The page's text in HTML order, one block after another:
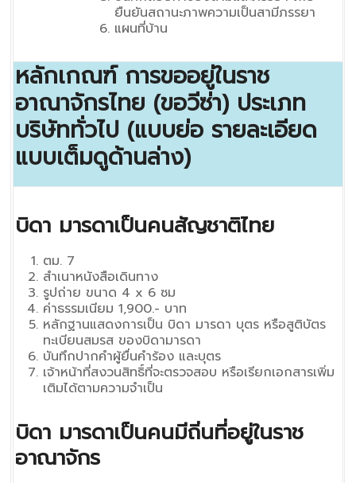
ยืนยันสถานะภาพความเป็นสามีภรรยา
แผนที่บ้าน
หลักเกณฑ์ การขออยู่ในราช
อาณาจักรไทย (ขอวีซ่า) ประเภท
บริษัททั่วไป (แบบย่อ รายละเอียด
แบบเต็มดูด้านล่าง)
บิดา มารดาเป็นคนสัญชาติไทย
ตม. 7
สำเนาหนังสือเดินทาง
รูปถ่าย ขนาด 4 x 6 ซม
ค่าธรรมเนียม 1,900.- บาท
หลักฐานแสดงการเป็น บิดา มารดา บุตร หรือสูติบัตร
ทะเบียนสมรส ของบิดามารดา
บันทึกปากคำผู้ยื่นคำร้อง และบุตร
เจ้าหน้าที่สงวนสิทธิ์ที่จะตรวจสอบ หรือเรียกเอกสารเพิ่ม
เติมได้ตามความจำเป็น
บิดา มารดาเป็นคนมีถิ่นที่อยู่ในราช
อาณาจักร